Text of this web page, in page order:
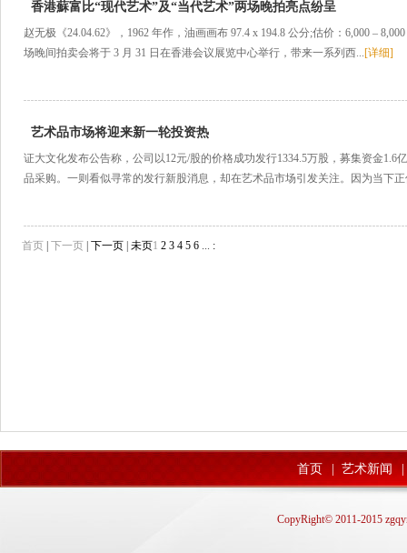
香港蘇富比“现代艺术”及“当代艺术”两场晚拍亮点纷呈
赵无极《24.04.62》，1962 年作，油画画布 97.4 x 194.8 公分;估价：6,000 –
场晚间拍卖会将于 3 月 31 日在香港会议展览中心举行，带来一系列西...[详细]
艺术品市场将迎来新一轮投资热
证大文化发布公告称，公司以12元/股的价格成功发行1334.5万股，募集资金1.6
品采购。一则看似寻常的发行新股消息，却在艺术品市场引发关注。因为当下
首页 下一页 下一页 未页1 2 3 4 5 6 ... :
首页 艺术新闻 |
CopyRight© 2011-2015